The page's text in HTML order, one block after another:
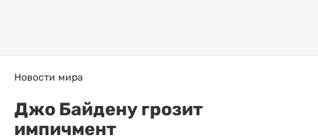
Новости мира
Джо Байдену грозит
импичмент